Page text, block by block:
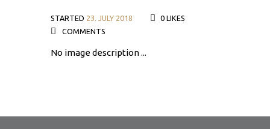
STARTED 23. JULY 2018 0LIKES
COMMENTS
No image description ...